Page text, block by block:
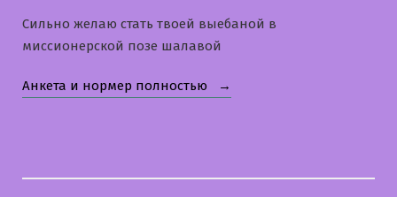
Сильно желаю стать твоей выебаной в
миссионерской позе шалавой
Анкета и нормер полностью «Кира»